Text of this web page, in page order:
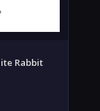
Rabbit